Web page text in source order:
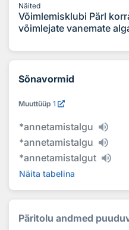
Näited
Võimlemisklubi Pärl
võimlejate vanemate
Sõnavormid
Muuttüüp 1
*annetamistalgu
*annetamistalgu
*annetamistalgut
Näita tabelina
Päritolu andmed